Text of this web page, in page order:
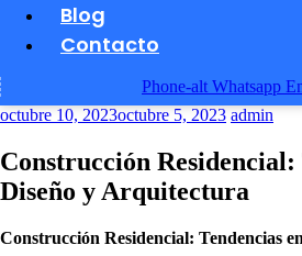
Blog
Contacto
Phone-alt Whatsapp
octubre 10, 2023octubre 5, 2023 admin
Construcción Residencial:
Diseño y Arquitectura
Construcción Residencial: Tendencias